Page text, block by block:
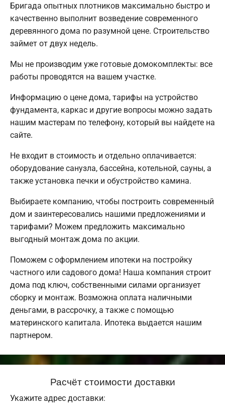
Бригада опытных плотников максимально быстро и
качественно выполнит возведение современного
деревянного дома по разумной цене. Строительство
займет от двух недель.
Мы не производим уже готовые домокомплекты: все
работы проводятся на вашем участке.
Информацию о цене дома, тарифы на устройство
фундамента, каркас и другие вопросы можно задать
нашим мастерам по телефону, который вы найдете на
сайте.
Не входит в стоимость и отдельно оплачивается:
оборудование санузла, бассейна, котельной, сауны, а
также установка печки и обустройство камина.
Выбираете компанию, чтобы построить современный
дом и заинтересовались нашими предложениями и
тарифами? Можем предложить максимально
выгодный монтаж дома по акции.
Поможем с оформлением ипотеки на постройку
частного или садового дома! Наша компания строит
дома под ключ, собственными силами организует
сборку и монтаж. Возможна оплата наличными
деньгами, в рассрочку, а также с помощью
материнского капитала. Ипотека выдается нашим
партнером.
Расчёт стоимости доставки
Укажите адрес доставки: